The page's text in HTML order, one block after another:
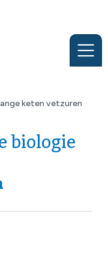
keten vetzuren
biologie